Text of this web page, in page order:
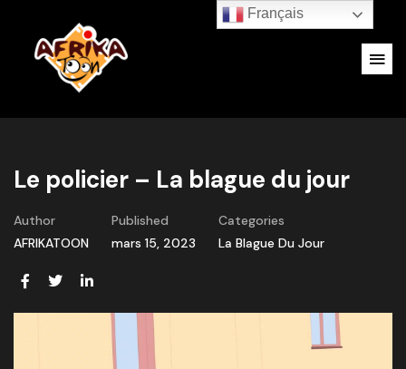
Le policier – La blague du jour
Author
AFRIKATOON
Published
mars 15, 2023
Categories
La Blague Du Jour
Français